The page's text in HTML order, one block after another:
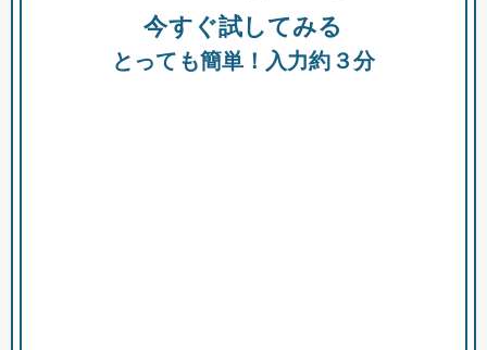
助成金 融資 出資
今すぐ試してみる
とっても簡単！入力約３分